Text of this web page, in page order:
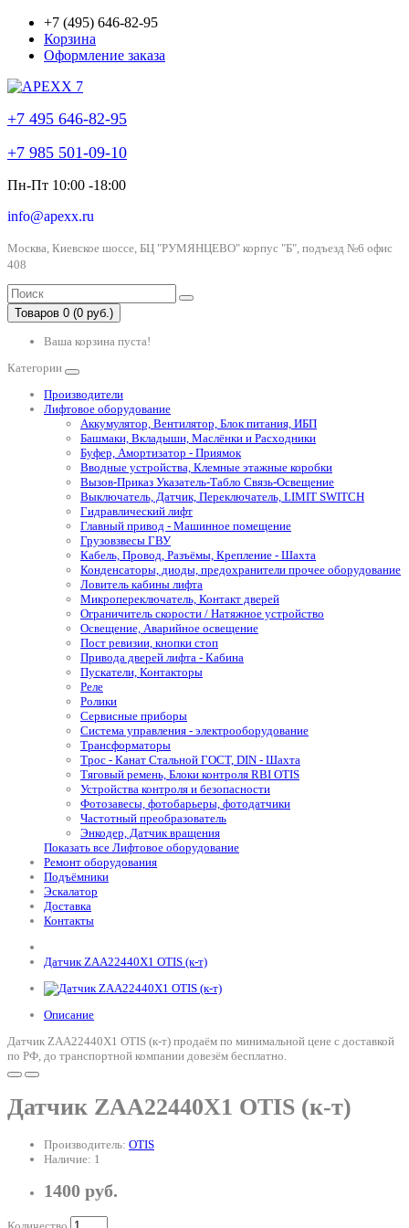
+7 (495) 646-82-95
Корзина
Оформление заказа
+7 495 646-82-95
+7 985 501-09-10
Пн-Пт 10:00 -18:00
info@apexx.ru
Москва, Киевское шоссе, БЦ "РУМЯНЦЕВО" корпус "Б", подъезд №6 офис
408
Товаров 0 (0 руб.)
Ваша корзина пуста!
Категории
Производители
Лифтовое оборудование
Аккумулятор, Вентилятор, Блок питания, ИБП
Башмаки, Вкладыши, Маслёнки и Расходники
Буфер, Амортизатор - Приямок
Вводные устройства, Клемные этажные коробки
Вызов-Приказ Указатель-Табло Связь-Освещение
Выключатель, Датчик, Переключатель, LIMIT SWITCH
Гидравлический лифт
Главный привод - Машинное помещение
Грузовзвесы ГВУ
Кабель, Провод, Разъёмы, Крепление - Шахта
Конденсаторы, диоды, предохранители прочее оборудование
Ловитель кабины лифта
Микропереключатель, Контакт дверей
Ограничитель скорости / Натяжное устройство
Освещение, Аварийное освещение
Пост ревизии, кнопки стоп
Привода дверей лифта - Кабина
Пускатели, Контакторы
Реле
Ролики
Сервисные приборы
Система управления - электрооборудование
Трансформаторы
Трос - Канат Стальной ГОСТ, DIN - Шахта
Тяговый ремень, Блоки контроля RBI OTIS
Устройства контроля и безопасности
Фотозавесы, фотобарьеры, фотодатчики
Частотный преобразователь
Энкодер, Датчик вращения
Показать все Лифтовое оборудование
Ремонт оборудования
Подъёмники
Эскалатор
Доставка
Контакты
Датчик ZAA22440X1 OTIS (к-т)
Описание
Датчик ZAA22440X1 OTIS (к-т) продаём по минимальной цене с доставкой
по РФ, до транспортной компании довезём бесплатно.
Датчик ZAA22440X1 OTIS (к-т)
Производитель: OTIS
Наличие: 1
1400 руб.